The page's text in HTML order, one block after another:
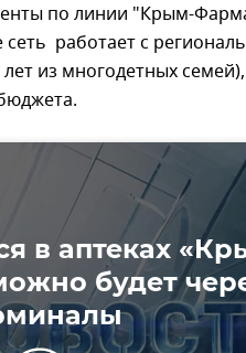
по линии "Крым-
работает с
из многодетных
в аптеках
будет